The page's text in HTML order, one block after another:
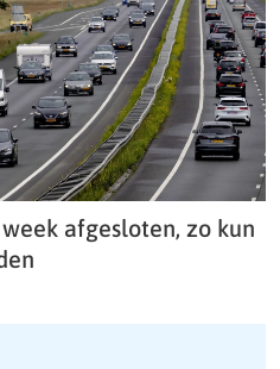
afgesloten, zo kun